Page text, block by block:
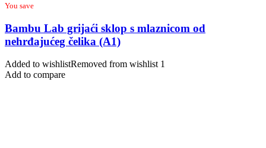
You save
Bambu Lab grijaći sklop s mlaznicom od
nehrđajućeg čelika (A1)
Added to wishlistRemoved from wishlist 1
Add to compare